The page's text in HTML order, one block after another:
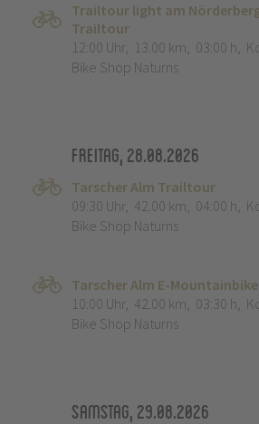
Trailtour light am
Trailtour
12:00 Uhr, 13.00 km, 03:00 h,
Bike Shop Naturns
Freitag, 28.08.2026
Tarscher Alm Trailtour
09:30 Uhr, 42.00 km, 04:00 h,
Bike Shop Naturns
Tarscher Alm E-
10:00 Uhr, 42.00 km, 03:30 h,
Bike Shop Naturns
Samstag, 29.08.2026